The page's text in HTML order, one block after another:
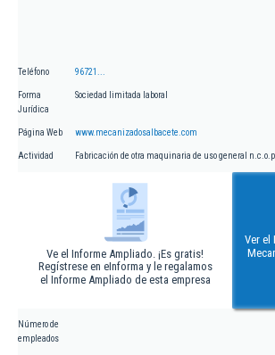
Teléfono 96721...
Forma
Jurídica
Sociedad limitada laboral
Página Web www.mecanizadosalbacete.com
Actividad Fabricación de otra maquinaria de uso general
Ve el Informe Ampliado. ¡Es gratis!
Regístrese en eInforma y le regalamos
el Informe Ampliado de esta empresa
Ver el
Número de
empleados